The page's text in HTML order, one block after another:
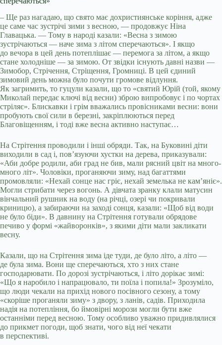
– Ще раз нагадаю, що свято має дохристиянське коріння, адже
це саме час зустрічі зими з весною, — продовжує Ніна
Главацька. — Тому в народі казали: «Весна з зимою
зустрічаються — наче зима з літом сперечаються». І якщо
до вечора в цей день потеплішає — перемога за літом, а якщо
стане холодніше — за зимою. От звідки існують давні назви —
Зимобор, Стрічення, Стріщення, Громниці. В цей єдиний
зимовий день можна було почути громове відлуння.
Як загримить, то гуцули казали, що то «святий Юрій (той, якому
Миколай передає ключі від весни) зброю випробовує і по чортах
стріляє». Блискавки і грім вважались провісниками весни: вони
пробують свої сили в березні, закріплюються перед
Благовіщенням, і тоді вже весна активно наступає…
На Стрітення проводили і інші обряди. Так, на Буковині діти
виходили в сад і, пов’язуючи хустки на дерева, приказували:
«Аби добре родили, аби град не бив, мали рясний цвіт на много-
много літ». Чоловіки, проганяючи зиму, над багаттями
промовляли: «Нехай сонце нас гріє, нехай земелька не кам’яніє».
Могли стрибати через вогонь. А дівчата зранку клали матусин
вінчальний рушник на воду (на річці, озері чи покривали
криницю), а забираючи на заході сонця, казали: «Щоб від води
не було біди». В давнину на Стрітення готували обрядове
печиво у формі «жайворонків», з якими діти мали закликати
весну.
Казали, що на Стрітення зима іде туди, де було літо, а літо —
де була зима. Вони ще сперечаються, хто з них стане
господарювати. По дорозі зустрічаються, і літо дорікає зимі:
«Що я наробило і напрацювало, ти поїла і попила!» Зрозуміло,
що люди чекали на прихід нового посівного сезону, а тому
«скоріше проганяли зиму» з двору, з ланів, садів. Приходила
надія на потепління, бо ймовірні морози могли бути вже
останніми перед весною. Тому особливо уважно придивлялися
до прикмет погоди, щоб знати, чого від неї чекати
в перспективі.